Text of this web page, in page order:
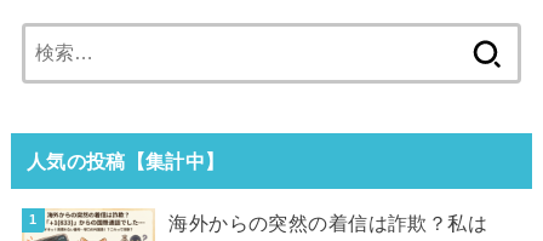
索:
人気の投稿【集計中】
海外からの突然の着信は詐欺？私は